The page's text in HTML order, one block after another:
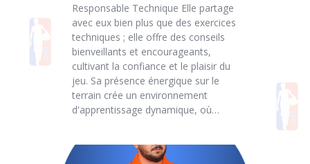
Responsable Technique Elle partage
avec eux bien plus que des exercices
techniques ; elle offre des conseils
bienveillants et encourageants,
cultivant la confiance et le plaisir du
jeu. Sa présence énergique sur le
terrain crée un environnement
d'apprentissage dynamique, où…